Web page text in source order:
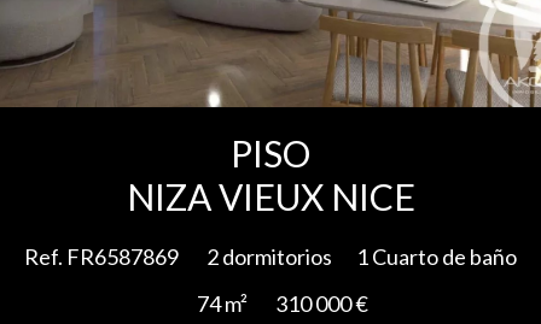
PISO
NIZA VIEUX NICE
Ref. FR6587869 2 dormitorios
1 Cuarto de baño
74 m²
310 000 €